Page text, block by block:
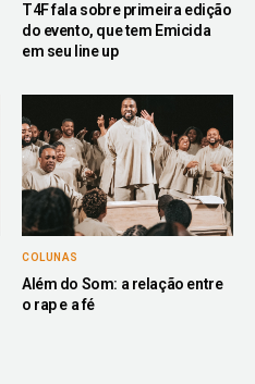
T4F fala sobre primeira edição
do evento, que tem Emicida
em seu line up
COLUNAS
Além do Som: a relação entre
o rap e a fé